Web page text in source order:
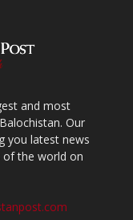
and most
Our
you latest news
the world on